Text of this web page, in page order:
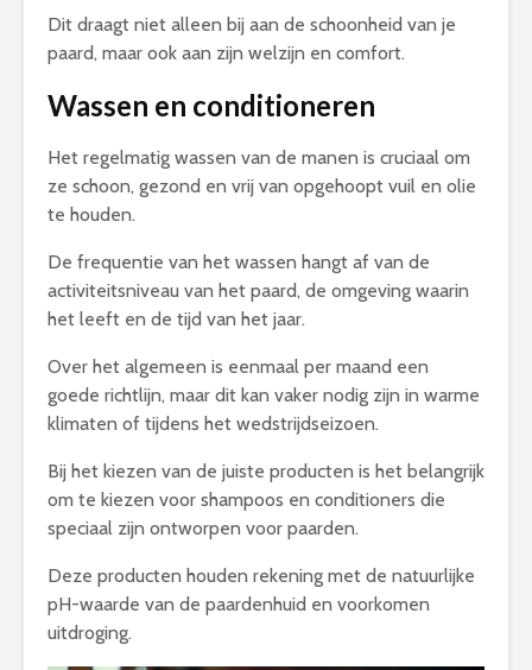
Dit draagt niet alleen bij aan de schoonheid van je
paard, maar ook aan zijn welzijn en comfort.
Wassen en conditioneren
Het regelmatig wassen van de manen is cruciaal om
ze schoon, gezond en vrij van opgehoopt vuil en olie
te houden.
De frequentie van het wassen hangt af van de
activiteitsniveau van het paard, de omgeving waarin
het leeft en de tijd van het jaar.
Over het algemeen is eenmaal per maand een
goede richtlijn, maar dit kan vaker nodig zijn in warme
klimaten of tijdens het wedstrijdseizoen.
Bij het kiezen van de juiste producten is het belangrijk
om te kiezen voor shampoos en conditioners die
speciaal zijn ontworpen voor paarden.
Deze producten houden rekening met de natuurlijke
pH-waarde van de paardenhuid en voorkomen
uitdroging.